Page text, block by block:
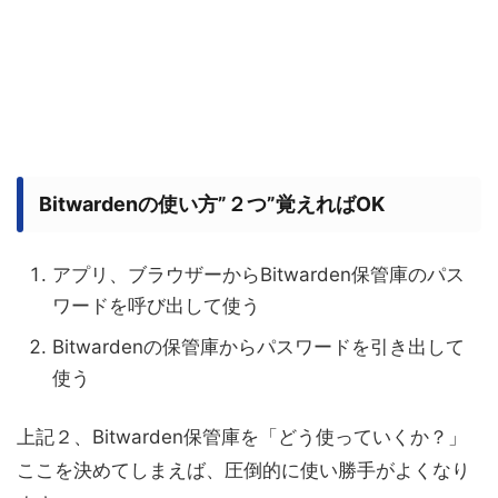
Bitwardenの使い方”２つ”覚えればOK
アプリ、ブラウザーからBitwarden保管庫のパス
ワードを呼び出して使う
Bitwardenの保管庫からパスワードを引き出して
使う
上記２、Bitwarden保管庫を「どう使っていくか？」
ここを決めてしまえば、圧倒的に使い勝手がよくなり